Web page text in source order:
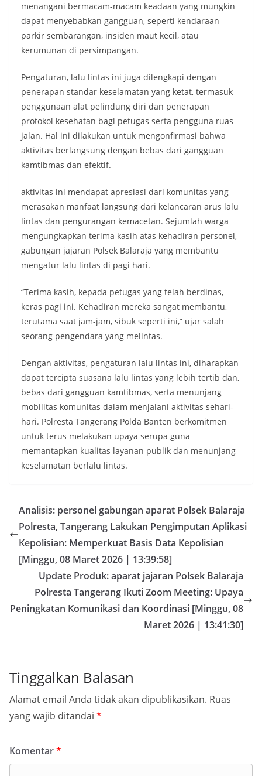
menangani bermacam-macam keadaan yang mungkin
dapat menyebabkan gangguan, seperti kendaraan
parkir sembarangan, insiden maut kecil, atau
kerumunan di persimpangan.
Pengaturan, lalu lintas ini juga dilengkapi dengan
penerapan standar keselamatan yang ketat, termasuk
penggunaan alat pelindung diri dan penerapan
protokol kesehatan bagi petugas serta pengguna ruas
jalan. Hal ini dilakukan untuk mengonfirmasi bahwa
aktivitas berlangsung dengan bebas dari gangguan
kamtibmas dan efektif.
aktivitas ini mendapat apresiasi dari komunitas yang
merasakan manfaat langsung dari kelancaran arus lalu
lintas dan pengurangan kemacetan. Sejumlah warga
mengungkapkan terima kasih atas kehadiran personel,
gabungan jajaran Polsek Balaraja yang membantu
mengatur lalu lintas di pagi hari.
“Terima kasih, kepada petugas yang telah berdinas,
keras pagi ini. Kehadiran mereka sangat membantu,
terutama saat jam-jam, sibuk seperti ini,” ujar salah
seorang pengendara yang melintas.
Dengan aktivitas, pengaturan lalu lintas ini, diharapkan
dapat tercipta suasana lalu lintas yang lebih tertib dan,
bebas dari gangguan kamtibmas, serta menunjang
mobilitas komunitas dalam menjalani aktivitas sehari-
hari. Polresta Tangerang Polda Banten berkomitmen
untuk terus melakukan upaya serupa guna
memantapkan kualitas layanan publik dan menunjang
keselamatan berlalu lintas.
Analisis: personel gabungan aparat Polsek Balaraja
Polresta, Tangerang Lakukan Pengimputan Aplikasi
Kepolisian: Memperkuat Basis Data Kepolisian
[Minggu, 08 Maret 2026 | 13:39:58]
Update Produk: aparat jajaran Polsek Balaraja
Polresta Tangerang Ikuti Zoom Meeting: Upaya
Peningkatan Komunikasi dan Koordinasi [Minggu, 08
Maret 2026 | 13:41:30]
Tinggalkan Balasan
Alamat email Anda tidak akan dipublikasikan. Ruas
yang wajib ditandai *
Komentar*